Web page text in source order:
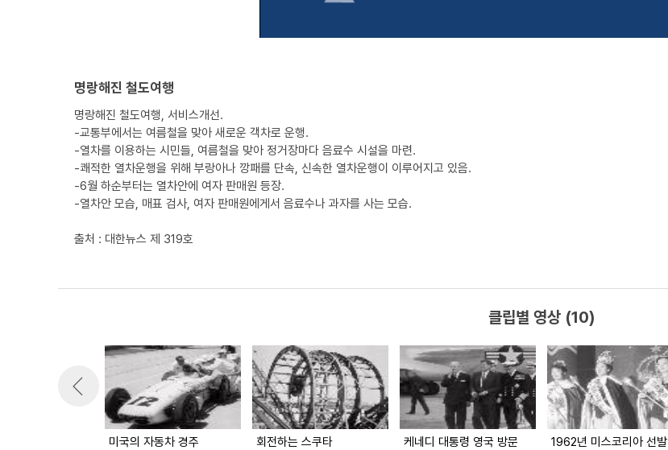
명랑해진 철도여행
명랑해진 철도여행, 서비스개선.
-교통부에서는 여름철을 맞아 새로운 객차로 운행.
-열차를 이용하는 시민들, 여름철을 맞아 정거장마다 음료수 시설을 마련.
-쾌적한 열차운행을 위해 부랑아나 깡패를 단속, 신속한 열차운행이 이루어지고 있음.
-6월 하순부터는 열차안에 여자 판매원 등장.
-열차안 모습, 매표 검사, 여자 판매원에게서 음료수나 과자를 사는 모습.
출처 : 대한뉴스 제 319호
클립별 영상 (10)
미국의 자동차 경주 회전하는 스쿠타 케네디 대통령 영국 방문 1962년 미스코리아 선발